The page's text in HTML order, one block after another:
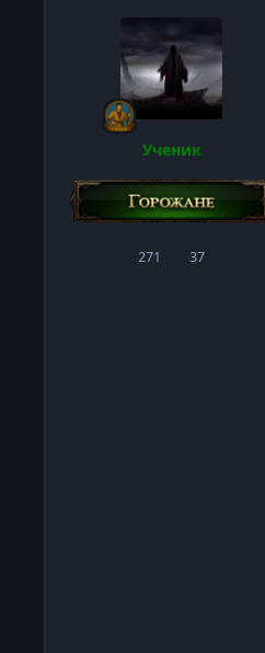
Ученик
271сообщения
37Репутация